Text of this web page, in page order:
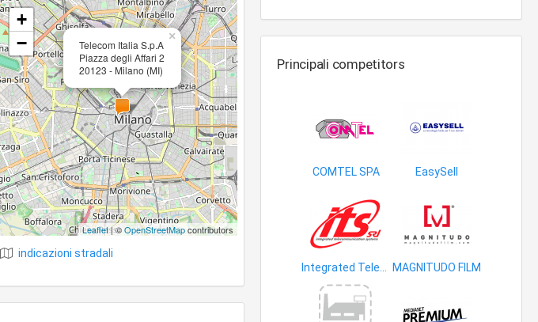
Telecom Italia S.p.A
Piazza degli Affari 2
20123 - Milano (MI)
×
+
−
Leaflet| ©OpenStreetMapcontributors
indicazioni stradali
Principali competitors
COMTEL SPA
EasySell
MAGNITUDO FILM